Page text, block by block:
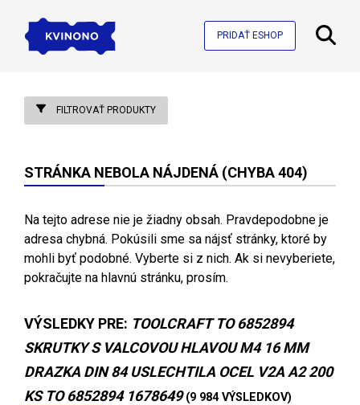
PRIDAŤ ESHOP
FILTROVAŤ PRODUKTY
STRÁNKA NEBOLA NÁJDENÁ (CHYBA 404)
Na tejto adrese nie je žiadny obsah. Pravdepodobne je
adresa chybná. Pokúsili sme sa nájsť stránky, ktoré by
mohli byť podobné. Vyberte si z nich. Ak si nevyberiete,
pokračujte na hlavnú stránku, prosím.
VÝSLEDKY PRE: TOOLCRAFT TO 6852894
SKRUTKY S VALCOVOU HLAVOU M4 16 MM
DRAZKA DIN 84 USLECHTILA OCEL V2A A2 200
KS TO 6852894 1678649 (9 984 VÝSLEDKOV)